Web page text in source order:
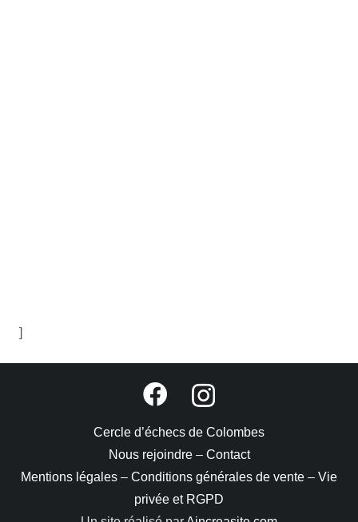
]
Cercle d’échecs de Colombes
Nous rejoindre– Contact
Mentions légales – Conditions générales de vente – Vie
privée et RGPD